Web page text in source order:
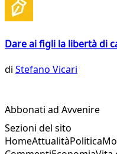
Dare ai figli la libertà di
di Stefano Vicari
Abbonati ad Avvenire
Sezioni del sito
HomeAttualitàPolitica